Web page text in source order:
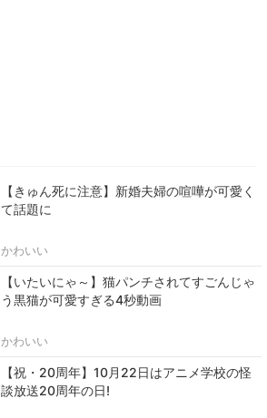
【きゅん死に注意】新婚夫婦の喧嘩が可愛く
て話題に
かわいい
【いたいにゃ～】猫パンチされてすごんじゃ
う黒猫が可愛すぎる4秒動画
かわいい
【祝・20周年】10月22日はアニメ学校の怪
談放送20周年の日!